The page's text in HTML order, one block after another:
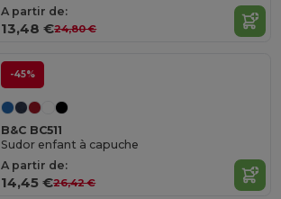
A partir de:
13,48 €24,80 €
-45%
B&C BC511
Sudor enfant à capuche
A partir de:
14,45 €26,42 €